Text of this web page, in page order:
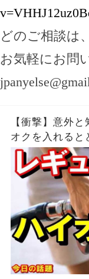
どのご相談は
お気軽にお問
【衝撃】意外
オクを入れると
【驚愕】【今